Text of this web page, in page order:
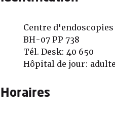
Centre d'endoscopies
BH-07 PP 738
Tél. Desk: 40 650
Hôpital de jour:
Horaires